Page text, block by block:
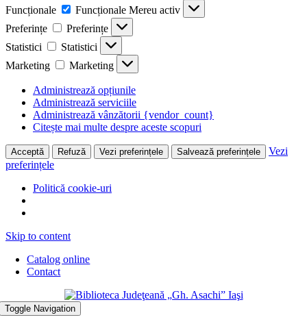
Funcționale
Funcționale Mereu activ
Preferințe
Preferințe
Statistici
Statistici
Marketing
Marketing
Administrează opțiunile
Administrează serviciile
Administrează vânzătorii {vendor_count}
Citește mai multe despre aceste scopuri
Acceptă Refuză Vezi preferințele Salvează preferințele
Vezi
preferințele
Politică cookie-uri
Skip to content
Catalog online
Contact
Toggle Navigation